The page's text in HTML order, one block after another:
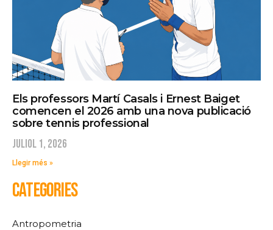
Els professors Martí Casals i Ernest Baiget
comencen el 2026 amb una nova publicació
sobre tennis professional
juliol 1, 2026
Llegir més »
CATEGORIES
Antropometria